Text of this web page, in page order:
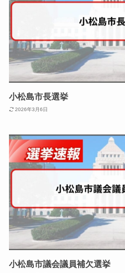
小松島市長選挙
2026年3月6日
小松島市議会議員補欠選挙